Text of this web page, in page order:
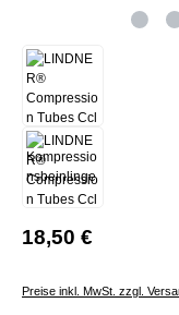
18,50 €
Preise inkl. MwSt. zzgl.